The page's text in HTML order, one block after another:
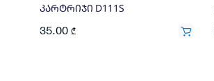
კარტრიჯი D111S
35.00 ₾